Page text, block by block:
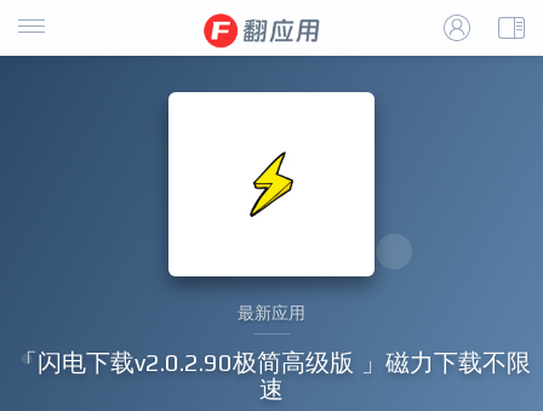
最新应用
「闪电下载v2.0.2.90极简高级版 」磁力下载不限
速